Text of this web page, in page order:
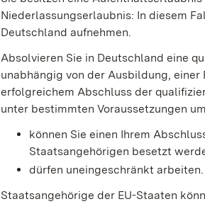
Niederlassungserlaubnis: In diesem
Deutschland aufnehmen.
Absolvieren Sie in Deutschland eine
unabhängig von der Ausbildung, einer
erfolgreichem Abschluss der
unter bestimmten Voraussetzungen
können Sie einen Ihrem
Staatsangehörigen besetzt
dürfen uneingeschränkt arbeiten.
Staatsangehörige der EU-Staaten